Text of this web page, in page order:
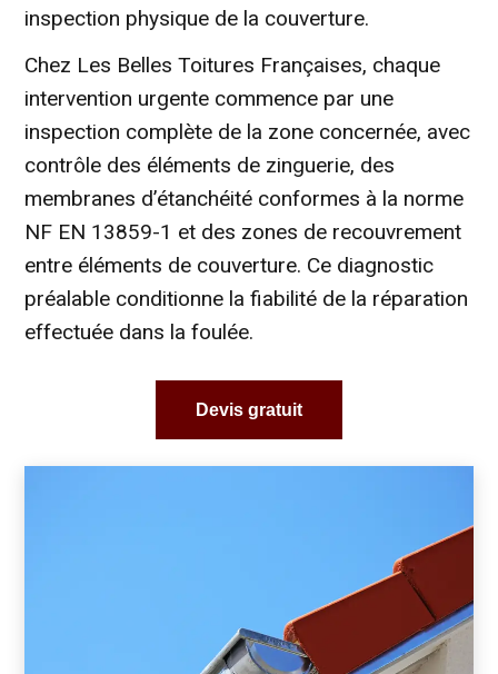
inspection physique de la couverture.
Chez Les Belles Toitures Françaises, chaque
intervention urgente commence par une
inspection complète de la zone concernée, avec
contrôle des éléments de zinguerie, des
membranes d’étanchéité conformes à la norme
NF EN 13859-1 et des zones de recouvrement
entre éléments de couverture. Ce diagnostic
préalable conditionne la fiabilité de la réparation
effectuée dans la foulée.
Devis gratuit